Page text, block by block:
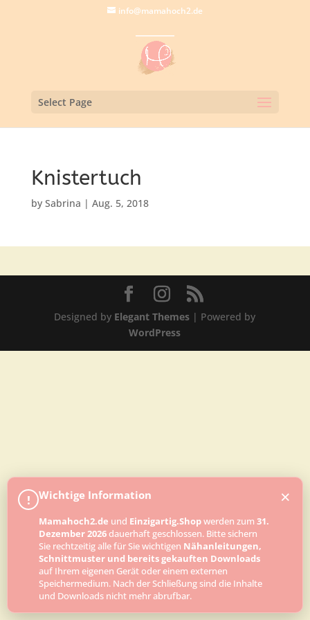
info@mamahoch2.de
Select Page
Knistertuch
by Sabrina | Aug. 5, 2018
Designed by Elegant Themes | Powered by
WordPress
! Wichtige Information
Mamahoch2.de und Einzigartig.Shopwerden zum 31.
Dezember 2026dauerhaft geschlossen. Bitte sichern
Sie rechtzeitig alle für Sie wichtigen Nähanleitungen,
Schnittmuster und bereits gekauften Downloads
auf Ihrem eigenen Gerät oder einem externen
Speichermedium. Nach der Schließung sind die Inhalte
und Downloads nicht mehr abrufbar.
×